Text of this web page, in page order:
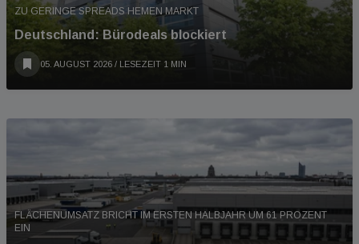
ZU GERINGE SPREADS HEMEN MARKT
Deutschland: Bürodeals blockiert
05. AUGUST 2026 / LESEZEIT 1 MIN
FLÄCHENUMSATZ BRICHT IM ERSTEN HALBJAHR UM 61 PROZENT
EIN